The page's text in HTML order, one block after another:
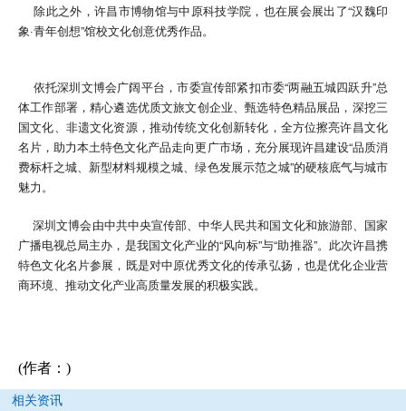
除此之外，许昌市博物馆与中原科技学院，也在展会展出了“汉魏印
象·青年创想”馆校文化创意优秀作品。
依托深圳文博会广阔平台，市委宣传部紧扣市委“两融五城四跃升”总
体工作部署，精心遴选优质文旅文创企业、甄选特色精品展品，深挖三
国文化、非遗文化资源，推动传统文化创新转化，全方位擦亮许昌文化
名片，助力本土特色文化产品走向更广市场，充分展现许昌建设“品质消
费标杆之城、新型材料规模之城、绿色发展示范之城”的硬核底气与城市
魅力。
深圳文博会由中共中央宣传部、中华人民共和国文化和旅游部、国家
广播电视总局主办，是我国文化产业的“风向标”与“助推器”。此次许昌携
特色文化名片参展，既是对中原优秀文化的传承弘扬，也是优化企业营
商环境、推动文化产业高质量发展的积极实践。
(作者：)
相关资讯